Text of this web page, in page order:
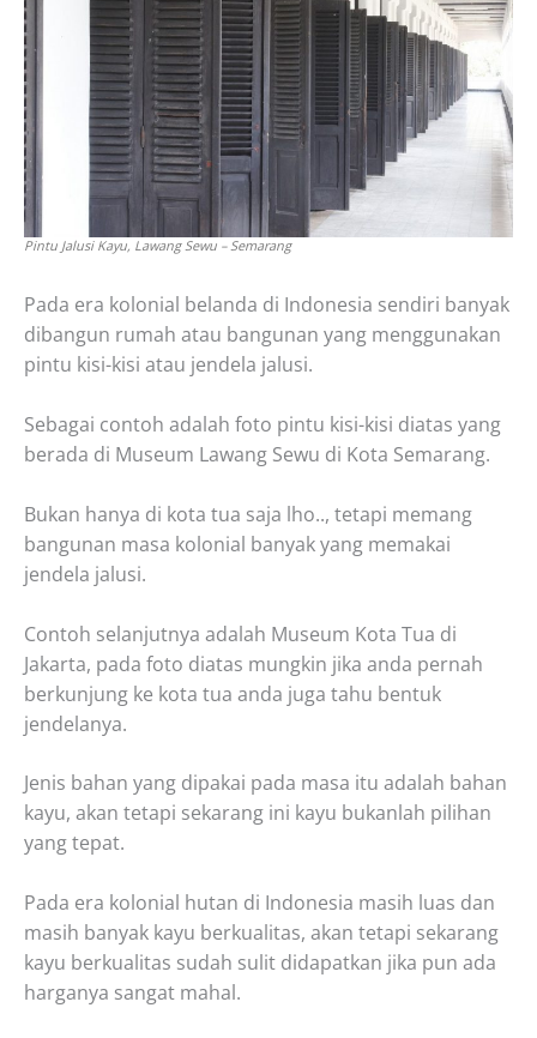
Pintu Jalusi Kayu, Lawang Sewu – Semarang
Pada era kolonial belanda di Indonesia sendiri banyak
dibangun rumah atau bangunan yang menggunakan
pintu kisi-kisi atau jendela jalusi.
Sebagai contoh adalah foto pintu kisi-kisi diatas yang
berada di Museum Lawang Sewu di Kota Semarang.
Bukan hanya di kota tua saja lho.., tetapi memang
bangunan masa kolonial banyak yang memakai
jendela jalusi.
Contoh selanjutnya adalah Museum Kota Tua di
Jakarta, pada foto diatas mungkin jika anda pernah
berkunjung ke kota tua anda juga tahu bentuk
jendelanya.
Jenis bahan yang dipakai pada masa itu adalah bahan
kayu, akan tetapi sekarang ini kayu bukanlah pilihan
yang tepat.
Pada era kolonial hutan di Indonesia masih luas dan
masih banyak kayu berkualitas, akan tetapi sekarang
kayu berkualitas sudah sulit didapatkan jika pun ada
harganya sangat mahal.